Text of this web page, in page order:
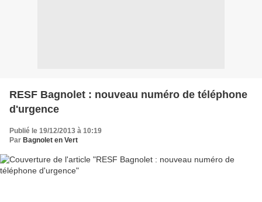
RESF Bagnolet : nouveau numéro de téléphone
d'urgence
Publié le 19/12/2013 à 10:19
Par Bagnolet en Vert